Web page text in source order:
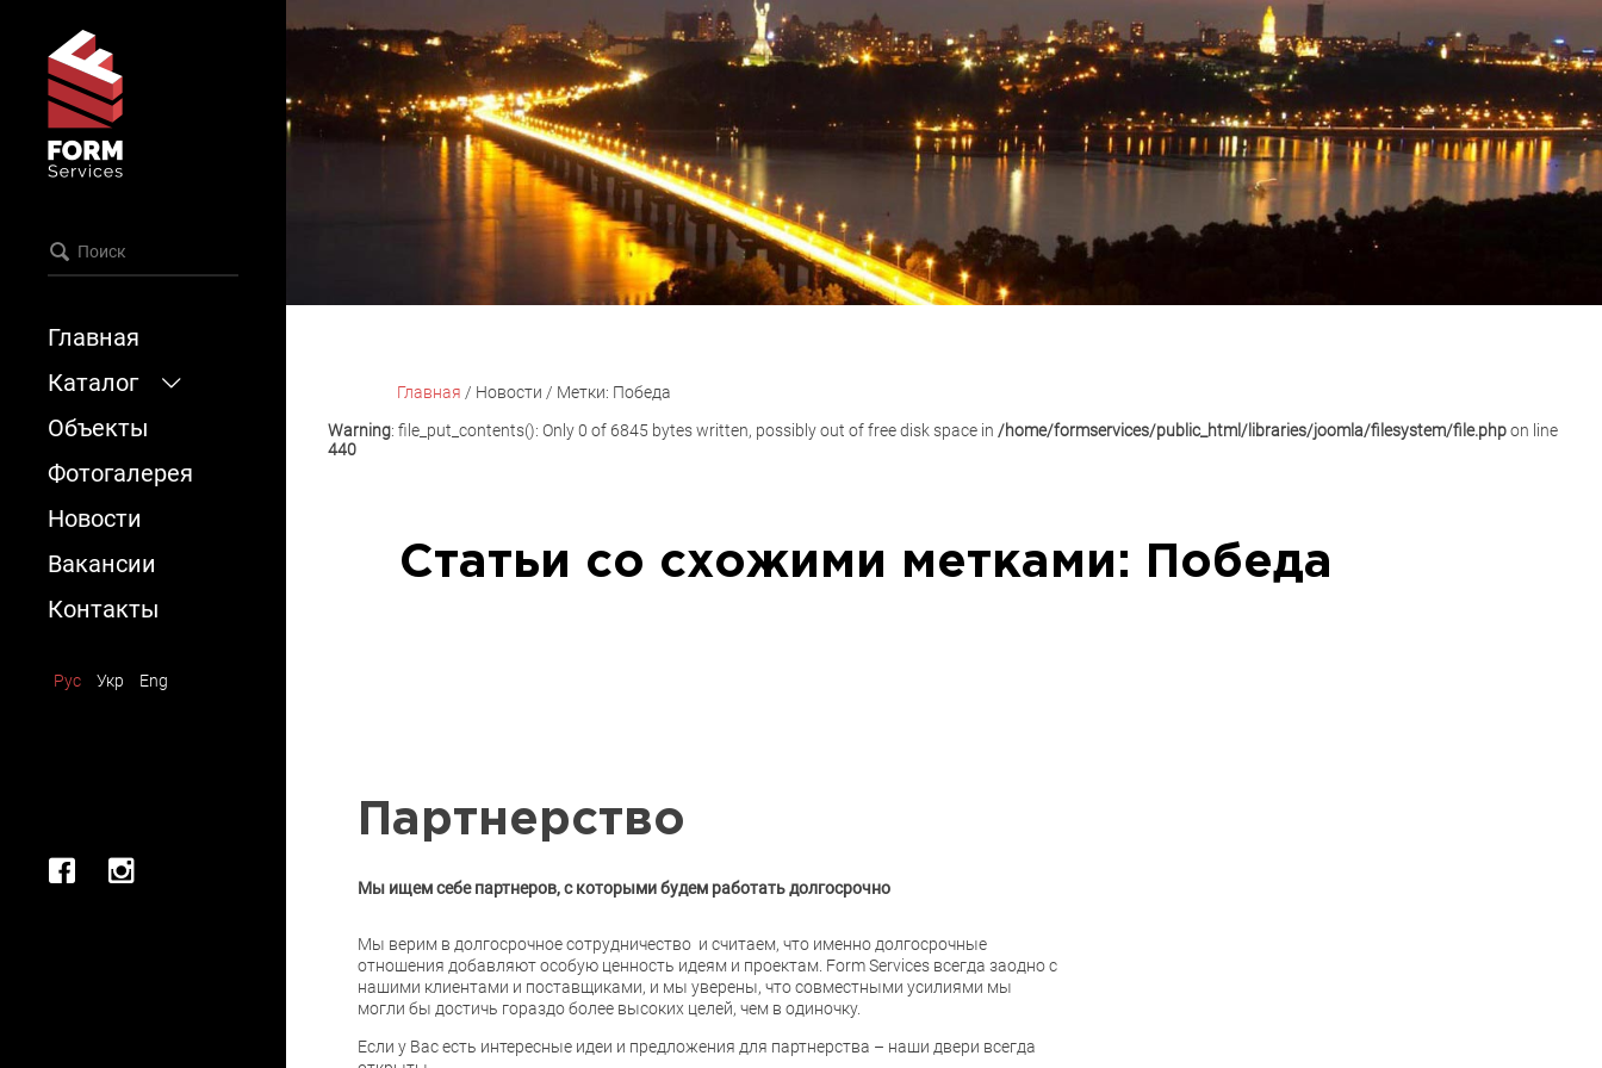
Главная
Каталог
Опалубка
Леса
Демонтаж
Аренда
Объекты
Фотогалерея
Новости
Вакансии
Контакты
Рус Укр Eng
Главная / Новости / Метки: Победа
Warning: file_put_contents(): Only 0 of 6845 bytes written, possibly out of free disk space in /home/formservices/public_html/libraries/joomla/filesystem/file.phpon line
440
Статьи со схожими метками: Победа
Партнерство
Мы ищем себе партнеров, с которыми будем работать долгосрочно
Мы верим в долгосрочное сотрудничество и считаем, что именно долгосрочные
отношения добавляют особую ценность идеям и проектам. Form Services всегда заодно с
нашими клиентами и поставщиками, и мы уверены, что совместными усилиями мы
могли бы достичь гораздо более высоких целей, чем в одиночку.
Если у Вас есть интересные идеи и предложения для партнерства – наши двери всегда